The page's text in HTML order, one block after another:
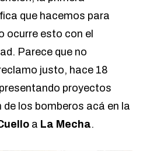
que hacemos para
ocurre esto con el
Parece que no
justo, hace 18
proyectos
los bomberos acá en la
a La Mecha.